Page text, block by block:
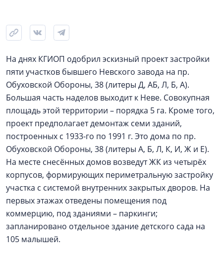
На днях КГИОП одобрил эскизный проект застройки
пяти участков бывшего Невского завода на пр.
Обуховской Обороны, 38 (литеры Д, АБ, Л, Б, А).
Большая часть наделов выходит к Неве. Совокупная
площадь этой территории – порядка 5 га. Кроме того,
проект предполагает демонтаж семи зданий,
построенных с 1933-го по 1991 г. Это дома по пр.
Обуховской Обороны, 38 (литеры А, Б, Л, К, И, Ж и Е).
На месте снесённых домов возведут ЖК из четырёх
корпусов, формирующих периметральную застройку
участка с системой внутренних закрытых дворов. На
первых этажах отведены помещения под
коммерцию, под зданиями – паркинги;
запланировано отдельное здание детского сада на
105 малышей.